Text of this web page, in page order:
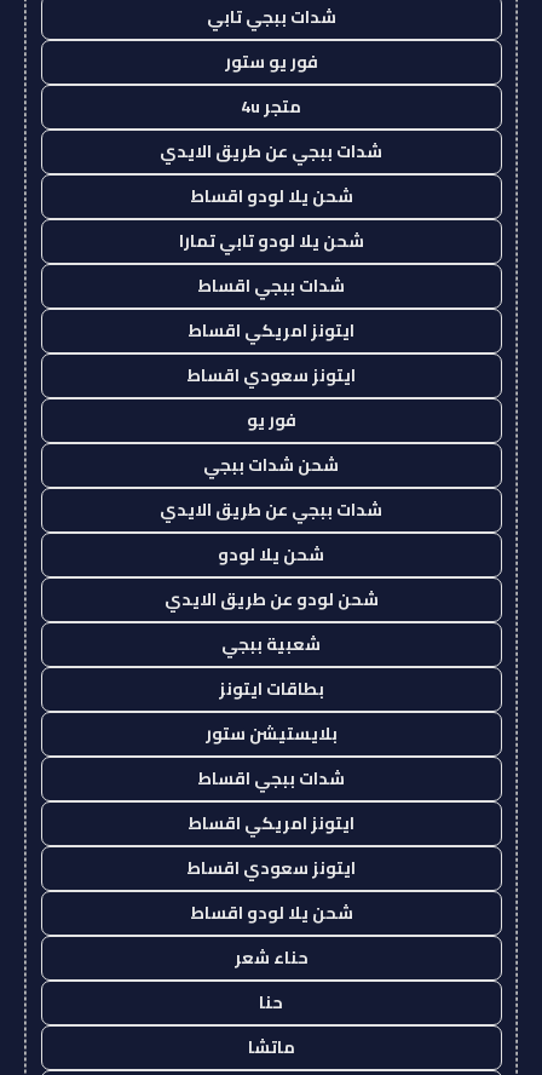
شدات ببجي تابي
فور يو ستور
متجر 4u
شدات ببجي عن طريق الايدي
شحن يلا لودو اقساط
شحن يلا لودو تابي تمارا
شدات ببجي اقساط
ايتونز امريكي اقساط
ايتونز سعودي اقساط
فور يو
شحن شدات ببجي
شدات ببجي عن طريق الايدي
شحن يلا لودو
شحن لودو عن طريق الايدي
شعبية ببجي
بطاقات ايتونز
بلايستيشن ستور
شدات ببجي اقساط
ايتونز امريكي اقساط
ايتونز سعودي اقساط
شحن يلا لودو اقساط
حناء شعر
حنا
ماتشا